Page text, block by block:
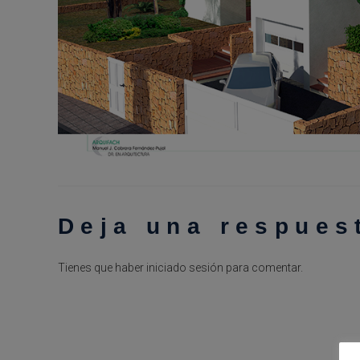
Deja una
Tienes que haber iniciado sesión para comentar.